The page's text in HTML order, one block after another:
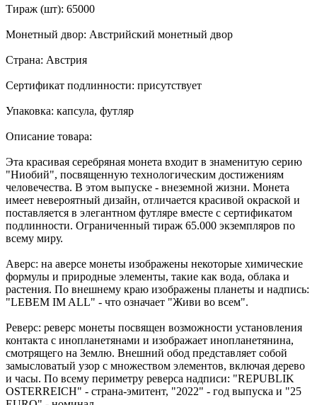
Тираж (шт): 65000
Монетный двор: Австрийский монетный двор
Страна: Австрия
Сертификат подлинности: присутствует
Упаковка: капсула, футляр
Описание товара:
Эта красивая серебряная монета входит в знаменитую серию
"Ниобий", посвященную технологическим достижениям
человечества. В этом выпуске - внеземной жизни. Монета
имеет невероятный дизайн, отличается красивой окраской и
поставляется в элегантном футляре вместе с сертификатом
подлинности. Ограниченный тираж 65.000 экземпляров по
всему миру.
Аверс: на аверсе монеты изображены некоторые химические
формулы и природные элементы, такие как вода, облака и
растения. По внешнему краю изображены планеты и надпись:
"LEBEM IM ALL" - что означает "Живи во всем".
Реверс: реверс монеты посвящен возможности установления
контакта с инопланетянами и изображает инопланетянина,
смотрящего на Землю. Внешний обод представляет собой
замысловатый узор с множеством элементов, включая дерево
и часы. По всему периметру реверса надписи: "REPUBLIK
OSTERREICH" - страна-эмитент, "2022" - год выпуска и "25